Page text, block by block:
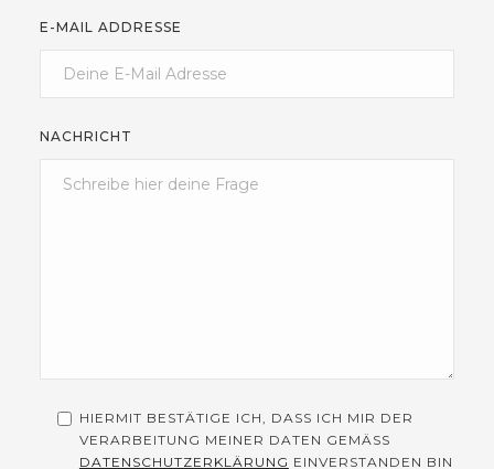
E-MAIL ADDRESSE
NACHRICHT
HIERMIT BESTÄTIGE ICH, DASS ICH MIR DER
VERARBEITUNG MEINER DATEN GEMÄSS
DATENSCHUTZERKLÄRUNG EINVERSTANDEN BIN